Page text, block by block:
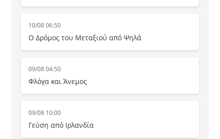
10/08 06:50
Ο Δρόμος του Μεταξιού από Ψηλά
09/08 04:50
Φλόγα και Άνεμος
09/08 10:00
Γεύση από Ιρλανδία